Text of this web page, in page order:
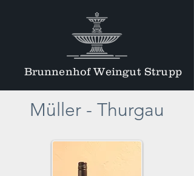
Brunnenhof Weingut Strupp
Müller - Thurgau